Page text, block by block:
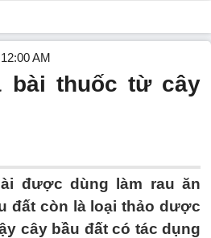
AM
bài thuốc từ cây
được dùng làm rau ăn
đất còn là loại thảo dược
cây bầu đất có tác dụng